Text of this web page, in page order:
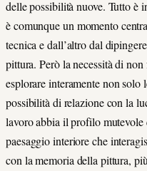
delle possibilità nuove. Tutto è
è comunque un momento
tecnica e dall’altro dal
pittura. Però la necessità di
esplorare interamente non solo
possibilità di relazione con la
lavoro abbia il profilo mutevole
paesaggio interiore che
con la memoria della pittura,